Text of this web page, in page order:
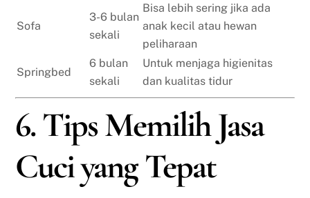
Sofa
3-6 bulan
sekali
Bisa lebih sering jika ada
anak kecil atau hewan
peliharaan
Springbed
6 bulan
sekali
Untuk menjaga higienitas
dan kualitas tidur
6. Tips Memilih Jasa
Cuci yang Tepat